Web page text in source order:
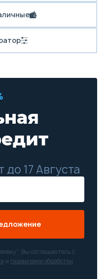
17 Августа
Вы соглашаетесь с
и правилами обработки